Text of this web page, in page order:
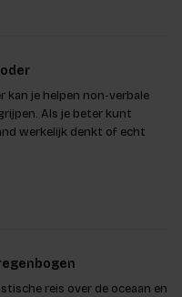
kan je helpen non-verbale
Als je beter kunt
werkelijk denkt of echt
tot meer begrip en
reis over de oceaan en